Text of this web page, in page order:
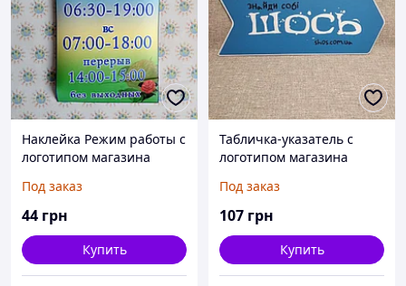
Наклейка Режим работы с
логотипом магазина
Под заказ
44 грн
Купить
Табличка-указатель с
логотипом магазина
Под заказ
107 грн
Купить